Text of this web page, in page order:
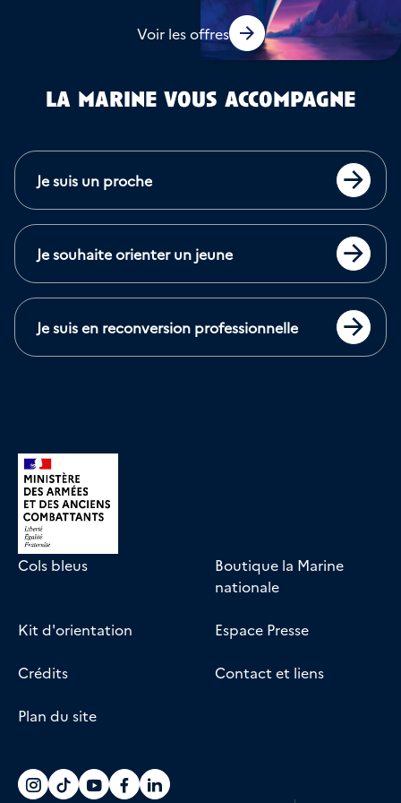
Voir les offres
la marine vous accompagne
Je suis un proche
Je souhaite orienter un jeune
Je suis en reconversion professionnelle
Cols bleus
Boutique la Marine
nationale
Kit d'orientation Espace Presse
Crédits Contact et liens
Plan du site
Accéder au compte La marine recrute
Accéder au compte La marine recrute
Accéder au compte La marine
Accéder au compte La marine
Accéder au compte La